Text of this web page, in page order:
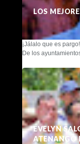
LOS
¡Jálalo que es
De los
EVELYN
ATENANGO